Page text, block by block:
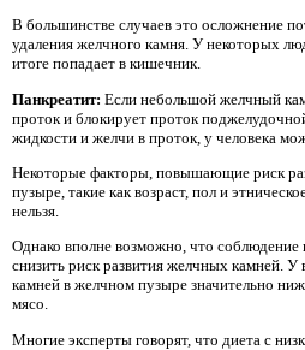
В большинстве случаев это осложнение
удаления желчного камня. У некоторых
итоге попадает в кишечник.
Панкреатит: Если небольшой желчный
проток и блокирует проток
жидкости и желчи в проток, у человека
Некоторые факторы, повышающие риск
пузыре, такие как возраст, пол и
нельзя.
Однако вполне возможно, что соблюдение
снизить риск развития желчных камней. У
камней в желчном пузыре значительно
мясо.
Многие эксперты говорят, что диета с